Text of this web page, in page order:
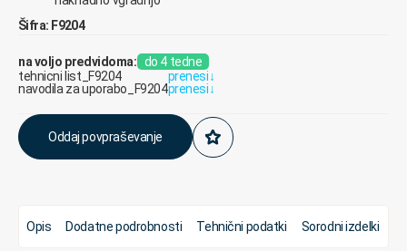
Šifra: F9204
na voljo predvidoma: do 4 tedne
tehnicni list_F9204
prenesi↓
navodila za uporabo_F9204prenesi↓
Oddaj povpraševanje
Opis Dodatne podrobnosti Tehnični podatki Sorodni izdelki